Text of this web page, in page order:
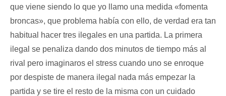
que viene siendo lo que yo llamo una medida «fomenta
broncas», que problema había con ello, de verdad era tan
habitual hacer tres ilegales en una partida. La primera
ilegal se penaliza dando dos minutos de tiempo más al
rival pero imaginaros el stress cuando uno se enroque
por despiste de manera ilegal nada más empezar la
partida y se tire el resto de la misma con un cuidado